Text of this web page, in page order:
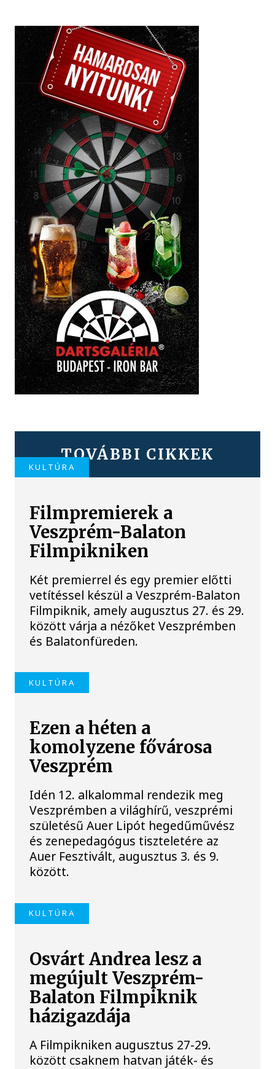
TOVÁBBI CIKKEK
KULTÚRA
Filmpremierek a
Veszprém-Balaton
Filmpikniken
Két premierrel és egy premier előtti
vetítéssel készül a Veszprém-Balaton
Filmpiknik, amely augusztus 27. és 29.
között várja a nézőket Veszprémben
és Balatonfüreden.
KULTÚRA
Ezen a héten a
komolyzene fővárosa
Veszprém
Idén 12. alkalommal rendezik meg
Veszprémben a világhírű, veszprémi
születésű Auer Lipót hegedűművész
és zenepedagógus tiszteletére az
Auer Fesztivált, augusztus 3. és 9.
között.
KULTÚRA
Osvárt Andrea lesz a
megújult Veszprém-
Balaton Filmpiknik
házigazdája
A Filmpikniken augusztus 27-29.
között csaknem hatvan játék- és